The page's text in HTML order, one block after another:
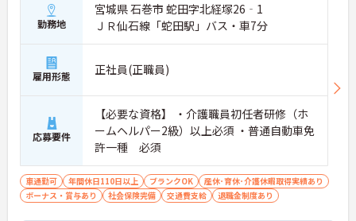
勤務地
宮城県 石巻市 蛇田字北経塚26‐1
ＪＲ仙石線「蛇田駅」バス・車7分
雇用形態 正社員(正職員)
応募要件
【必要な資格】 ・介護職員初任者研修（ホ
ームヘルパー2級）以上必須 ・普通自動車免
許一種 必須
車通勤可 年間休日110日以上 ブランクOK
産休･育休･介護休暇取得実績あり
ボーナス・賞与あり
社会保険完備 交通費支給 退職金制度あり